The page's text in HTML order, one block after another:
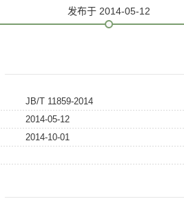
发布于 2014-05-12
JB/T 11859-2014
2014-05-12
2014-10-01